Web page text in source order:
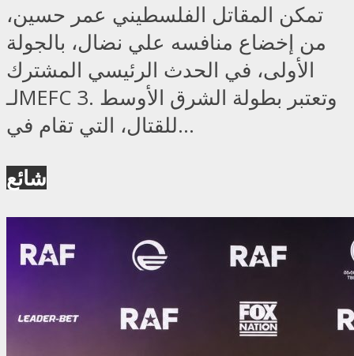
تمكن المقاتل الفلسطيني عمر حسين،
من إخضاع منافسه علي نضال، بالجولة
الأولى، في الحدث الرئيسي المشترك
لـMEFC 3. وتعتبر بطولة الشرق الأوسط
للقتال، التي تقام في...
شائع